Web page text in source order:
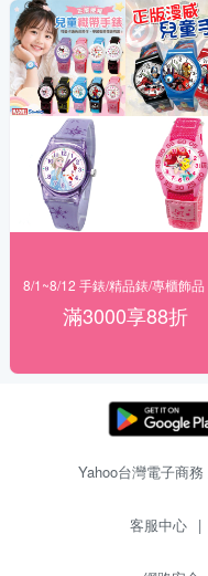
滿3000享88折
Yahoo台灣電子商
客服中心 |